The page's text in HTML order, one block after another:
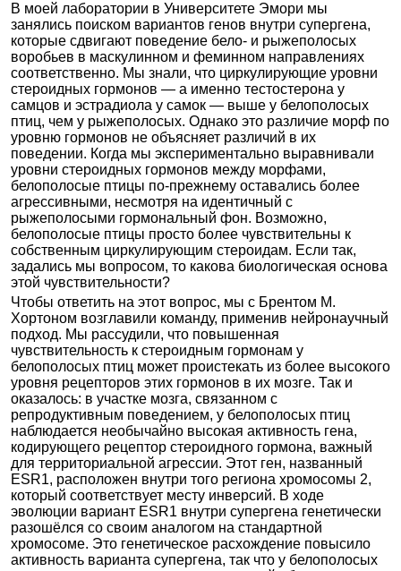
В моей лаборатории в Университете Эмори мы
занялись поиском вариантов генов внутри супергена,
которые сдвигают поведение бело- и рыжеполосых
воробьев в маскулинном и феминном направлениях
соответственно. Мы знали, что циркулирующие уровни
стероидных гормонов — а именно тестостерона у
самцов и эстрадиола у самок — выше у белополосых
птиц, чем у рыжеполосых. Однако это различие морф по
уровню гормонов не объясняет различий в их
поведении. Когда мы экспериментально выравнивали
уровни стероидных гормонов между морфами,
белополосые птицы по-прежнему оставались более
агрессивными, несмотря на идентичный с
рыжеполосыми гормональный фон. Возможно,
белополосые птицы просто более чувствительны к
собственным циркулирующим стероидам. Если так,
задались мы вопросом, то какова биологическая основа
этой чувствительности?
Чтобы ответить на этот вопрос, мы с Брентом М.
Хортоном возглавили команду, применив нейронаучный
подход. Мы рассудили, что повышенная
чувствительность к стероидным гормонам у
белополосых птиц может проистекать из более высокого
уровня рецепторов этих гормонов в их мозге. Так и
оказалось: в участке мозга, связанном с
репродуктивным поведением, у белополосых птиц
наблюдается необычайно высокая активность гена,
кодирующего рецептор стероидного гормона, важный
для территориальной агрессии. Этот ген, названный
ESR1, расположен внутри того региона хромосомы 2,
который соответствует месту инверсий. В ходе
эволюции вариант ESR1 внутри супергена генетически
разошёлся со своим аналогом на стандартной
хромосоме. Это генетическое расхождение повысило
активность варианта супергена, так что у белополосых